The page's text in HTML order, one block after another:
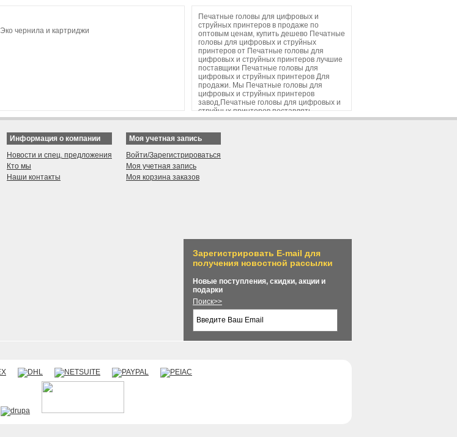
Эко чернила и картриджи
Печатные головы для цифровых и
струйных принтеров в продаже по
оптовым ценам, купить дешево Печатные
головы для цифровых и струйных
принтеров от Печатные головы для
цифровых и струйных принтеров лучшие
поставщики Печатные головы для
цифровых и струйных принтеров Для
продажи. Мы Печатные головы для
цифровых и струйных принтеров
завод,Печатные головы для цифровых и
струйных принтеров поставлять.
Информация о компании
Новости и спец. предложения
Кто мы
Наши контакты
Моя учетная запись
Войти/Зарегистрироваться
Моя учетная запись
Моя корзина заказов
Зарегистрировать E-mail для
получения новостной рассылки
Новые поступления, скидки, акции и
подарки
Поиск>>